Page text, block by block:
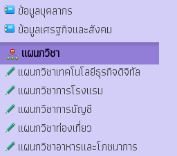
ข้อมูลบุคลากร
ข้อมูลเศรฐกิจและสังคม
แผนกวิชา
แผนกวิชาเทคโนโลยีธุรกิจดิจิทัล
แผนกวิชาการโรงแรม
แผนกวิชาการบัญชี
แผนกวิชาท่องเที่ยว
แผนกวิชาอาหารและโภชนาการ